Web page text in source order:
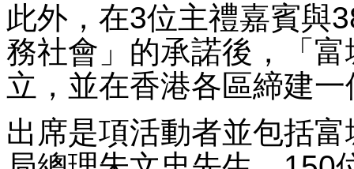
此外，在3位主禮嘉賓與
務社會」的承諾後，「
立，並在香港各區締建
出席是項活動者並包括